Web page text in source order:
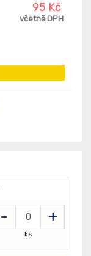
95 Kč
včetně DPH
- +
ks